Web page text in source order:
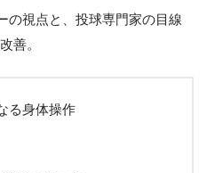
の視点と、投球専門家の目線
善。
る身体操作